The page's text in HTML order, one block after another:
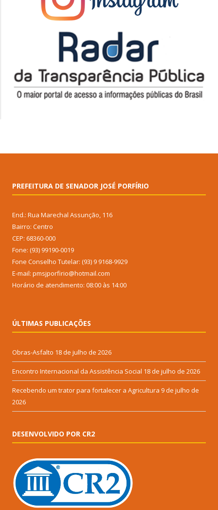
PREFEITURA DE SENADOR JOSÉ PORFÍRIO
End.: Rua Marechal Assunção, 116
Bairro: Centro
CEP: 68360-000
Fone: (93) 99190-0019
Fone Conselho Tutelar: (93) 9 9168-9929
E-mail: pmsjporfirio@hotmail.com
Horário de atendimento: 08:00 às 14:00
ÚLTIMAS PUBLICAÇÕES
Obras-Asfalto 18 de julho de 2026
Encontro Internacional da Assistência Social 18 de julho de 2026
Recebendo um trator para fortalecer a Agricultura 9 de julho de
2026
DESENVOLVIDO POR CR2